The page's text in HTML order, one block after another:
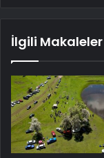
İlgili Makaleler